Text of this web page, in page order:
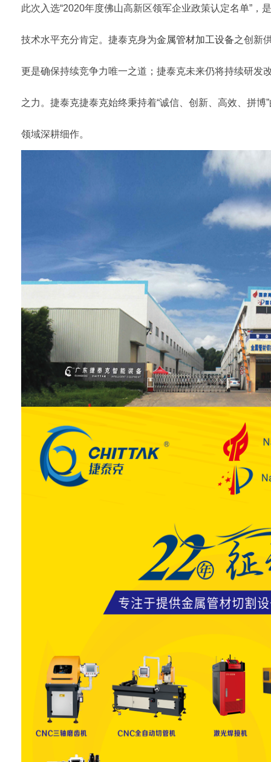
此次入选“2020年度佛山高新区领军企业政策认定名单”，
技术水平充分肯定。捷泰克身为金属管材加工设备之创新
更是确保持续竞争力唯一之道；捷泰克未来仍将持续研发
之力。捷泰克捷泰克始终秉持着“诚信、创新、高效、拼
领域深耕细作。